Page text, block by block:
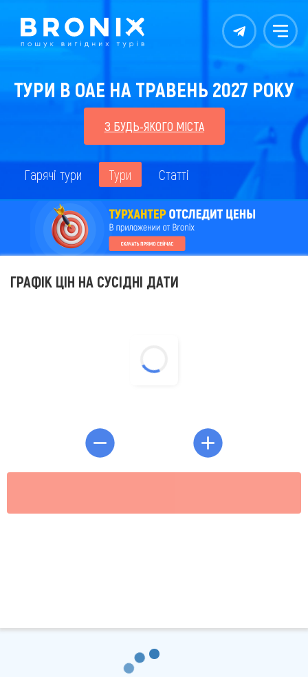
Контакты Меню
ТУРИ В ОАЕ НА ТРАВЕНЬ 2027 РОКУ
З БУДЬ-ЯКОГО МІСТА
Гарячі тури Тури Статті
ГРАФІК ЦІН НА СУСІДНІ ДАТИ